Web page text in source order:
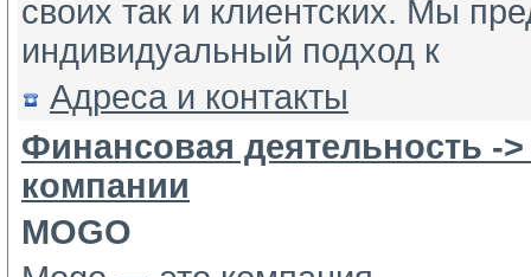
своих так и клиентских. Мы
индивидуальный подход к
Адреса и контакты
Финансовая деятельность -
компании
MOGO